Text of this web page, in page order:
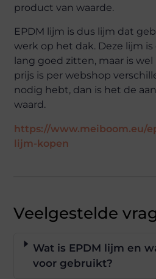
product van waarde.
EPDM lijm is dus lijm dat
werk op het dak. Deze lijm
lang goed zitten, maar is
prijs is per webshop
nodig hebt, dan is het de
waard.
https://www.meiboom.eu/
lijm-kopen
Veelgestelde
Wat is EPDM lijm en
voor gebruikt?